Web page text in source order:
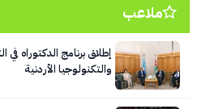
ملاعب
إطلاق برنامج الدكتوراه
والتكنولوجيا الأردنية